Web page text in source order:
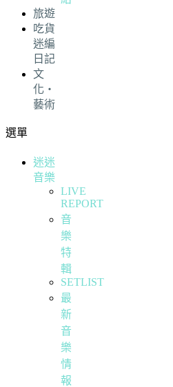
旅遊
吃貨
迷編
日記
文
化・
藝術
選單
迷迷
音樂
LIVE
REPORT
音
樂
特
輯
SETLIST
最
新
音
樂
情
報